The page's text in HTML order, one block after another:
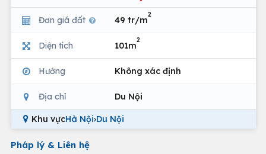
Đơn giá đất 49 tr/m
2
Diện tích 101m
2
Hướng Không xác định
Địa chỉ Du Nội
Khu vựcHà Nội›Du Nội
Pháp lý & Liên hệ